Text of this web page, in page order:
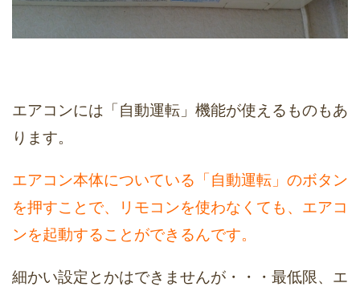
エアコンには「自動運転」機能が使えるものもあ
ります。
エアコン本体についている「自動運転」のボタン
を押すことで、リモコンを使わなくても、エアコ
ンを起動することができるんです。
細かい設定とかはできませんが・・・最低限、エ